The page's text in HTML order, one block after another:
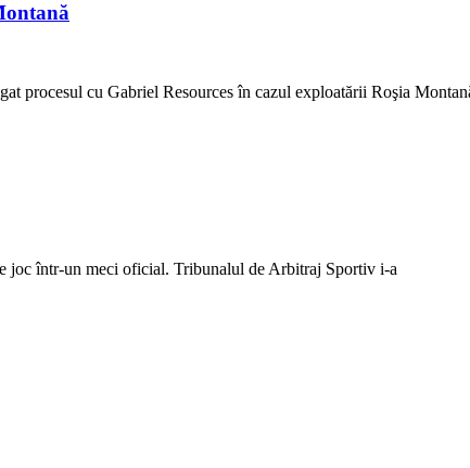
procesul cu Gabriel Resources în cazul exploatării Roşia
joc într-un meci oficial. Tribunalul de Arbitraj Sportiv i-a